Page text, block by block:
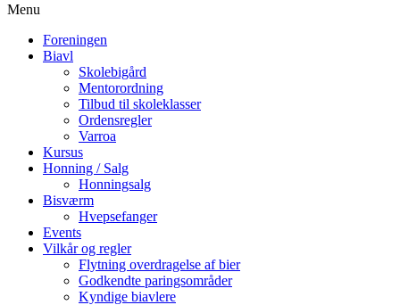
Menu
Foreningen
Biavl
Skolebigård
Mentorordning
Tilbud til skoleklasser
Ordensregler
Varroa
Kursus
Honning / Salg
Honningsalg
Bisværm
Hvepsefanger
Events
Vilkår og regler
Flytning overdragelse af bier
Godkendte paringsområder
Kyndige biavlere